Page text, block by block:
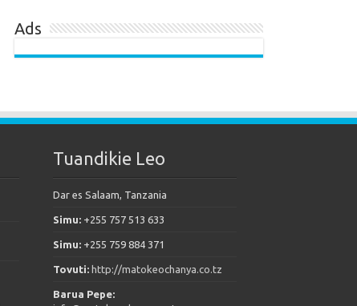
Ads
Tuandikie Leo
Dar es Salaam, Tanzania
Simu: +255 757 513 633
Simu: +255 759 884 371
Tovuti: http://matokeochanya.co.tz
Barua Pepe: